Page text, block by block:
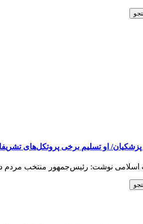
پزشکیان/ او تسلیم برخی پروتکل‌های
اسلامی نوشت: رئیس‌جمهور منتخب